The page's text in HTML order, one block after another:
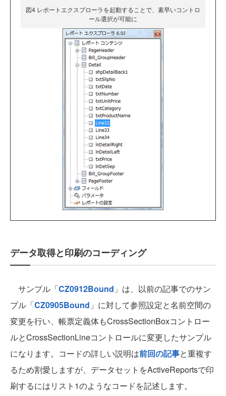
図4 レポートエクスプローラを起動することで、素早いコントロ
ール選択が可能に
データ取得と印刷のコーディング
サンプル「CZ0912Bound 」は、以前の記事でのサン
プル「CZ0905Bound 」に対して参照設定と名前空間の
変更を行い、帳票定義体もCrossSectionBoxコントロー
ルとCrossSectionLineコントロールに変更したサンプル
になります。コードの詳しい説明は前回の記事と重複す
るため割愛しますが、データセットをActiveReportsで印
刷するにはリスト1のようなコードを記述します。